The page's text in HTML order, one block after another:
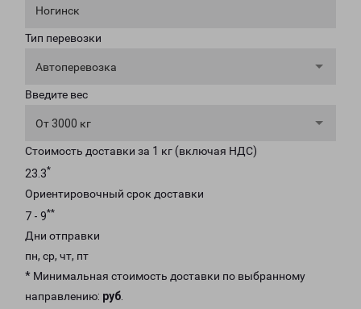
Ногинск
Тип перевозки
Автоперевозка
Введите вес
От 3000 кг
Стоимость доставки за 1 кг (включая НДС)
23.3*
Ориентировочный срок доставки
7 - 9**
Дни отправки
пн, ср, чт, пт
* Минимальная стоимость доставки по выбранному
направлению: руб.